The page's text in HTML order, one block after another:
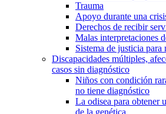
Trauma
Apoyo durante una
Derechos de recibir
Malas interpretaciones
Sistema de justicia para
Discapacidades múltiples,
casos sin diagnóstico
Niños con condición
no tiene diagnóstico
La odisea para obtener
de la genética